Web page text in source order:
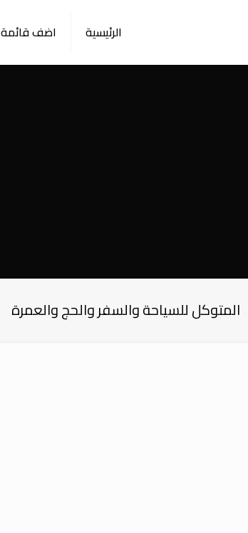
الرئيسية اضف قائمة
المتوكل للسياحة والسفر والحج والعمرة